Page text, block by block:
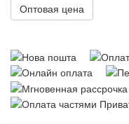
Оптовая цена